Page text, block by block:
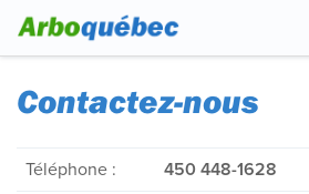
Contactez-nous
Téléphone :
450 448-1628